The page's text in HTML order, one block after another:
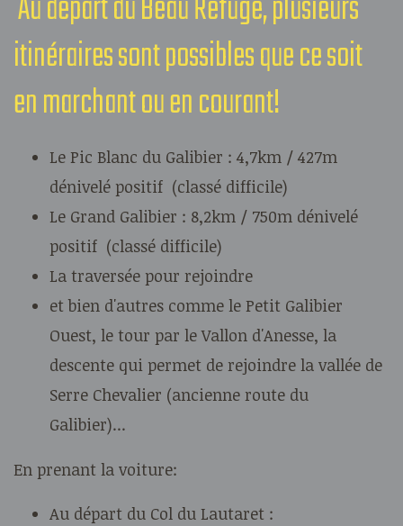
itinéraires sont possibles que ce soit
en marchant ou en courant!
Le Pic Blanc du Galibier : 4,7km / 427m
dénivelé positif (classé difficile)
Le Grand Galibier : 8,2km / 750m dénivelé
positif (classé difficile)
La traversée pour rejoindre
et bien d'autres comme le Petit Galibier
Ouest, le tour par le Vallon d'Anesse, la
descente qui permet de rejoindre la vallée de
Serre Chevalier (ancienne route du
Galibier)...
En prenant la voiture:
Au départ du Col du Lautaret :